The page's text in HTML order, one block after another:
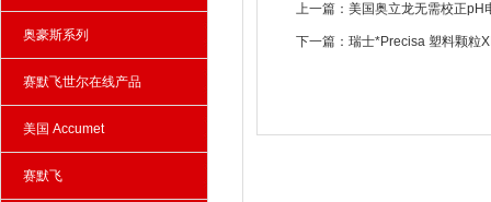
奥豪斯系列
赛默飞世尔在线产品
美国 Accumet
赛默飞
上一篇： 美国奥立龙无需校正pH
下一篇： 瑞士*Precisa 塑料颗粒